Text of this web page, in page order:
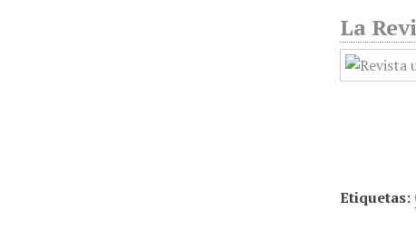
La
Etiquetas: